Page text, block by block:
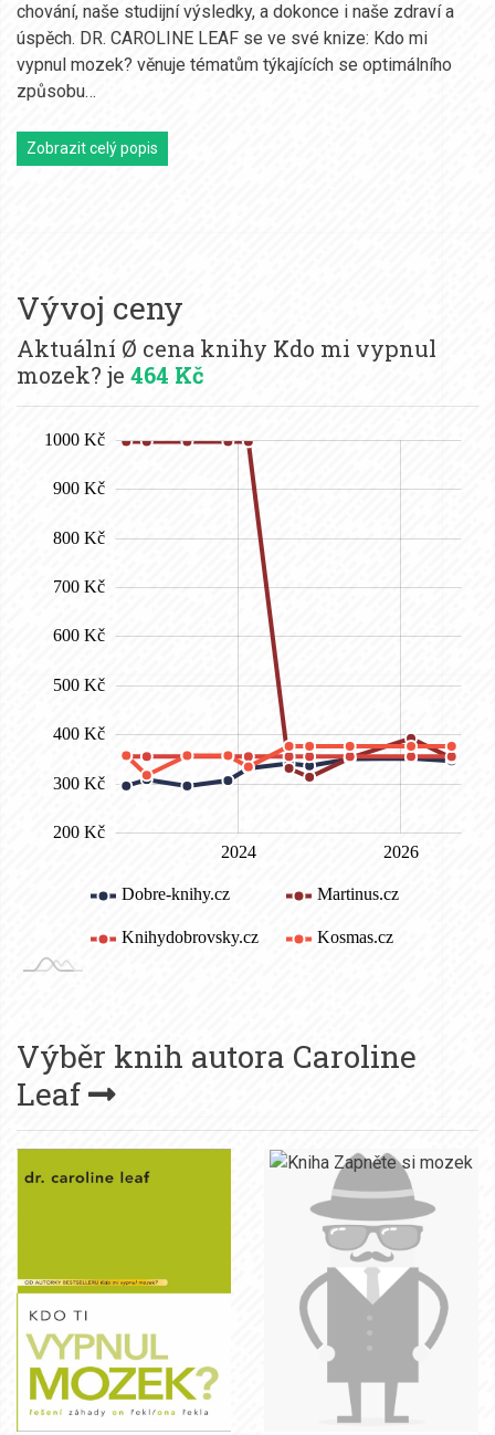
chování, naše studijní výsledky, a dokonce i naše zdraví a
úspěch. DR. CAROLINE LEAF se ve své knize: Kdo mi
vypnul mozek? věnuje tématům týkajících se optimálního
způsobu…
Zobrazit celý popis
Vývoj ceny
Aktuální Ø cena knihy Kdo mi vypnul
mozek? je 464 Kč
Výběr knih autora Caroline
Leaf